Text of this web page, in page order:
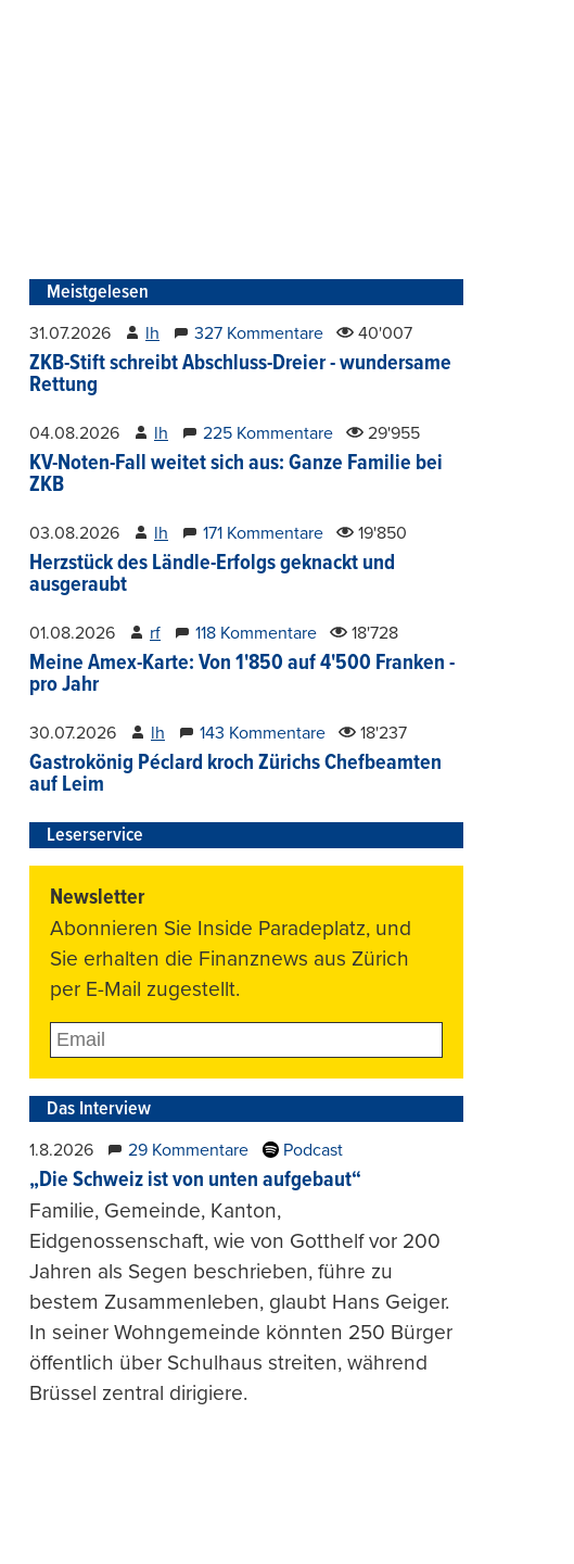
Meistgelesen
31.07.2026 lh 327 Kommentare 40'007
ZKB-Stift schreibt Abschluss-Dreier - wundersame
Rettung
04.08.2026 lh 225 Kommentare 29'955
KV-Noten-Fall weitet sich aus: Ganze Familie bei
ZKB
03.08.2026 lh 171 Kommentare 19'850
Herzstück des Ländle-Erfolgs geknackt und
ausgeraubt
01.08.2026 rf 118 Kommentare 18'728
Meine Amex-Karte: Von 1'850 auf 4'500 Franken -
pro Jahr
30.07.2026 lh 143 Kommentare 18'237
Gastrokönig Péclard kroch Zürichs Chefbeamten
auf Leim
Leserservice
Newsletter
Abonnieren Sie Inside Paradeplatz, und
Sie erhalten die Finanznews aus Zürich
per E-Mail zugestellt.
Das Interview
1.8.2026 29 Kommentare Podcast
„Die Schweiz ist von unten aufgebaut“
Familie, Gemeinde, Kanton,
Eidgenossenschaft, wie von Gotthelf vor 200
Jahren als Segen beschrieben, führe zu
bestem Zusammenleben, glaubt Hans Geiger.
In seiner Wohngemeinde könnten 250 Bürger
öffentlich über Schulhaus streiten, während
Brüssel zentral dirigiere.